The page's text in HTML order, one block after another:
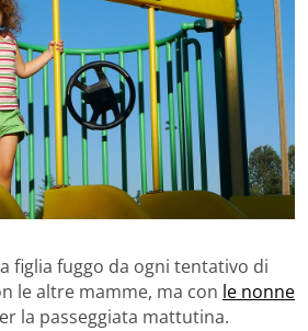
figlia fuggo da ogni tentativo di
le altre mamme, ma con le nonne
la passeggiata mattutina.